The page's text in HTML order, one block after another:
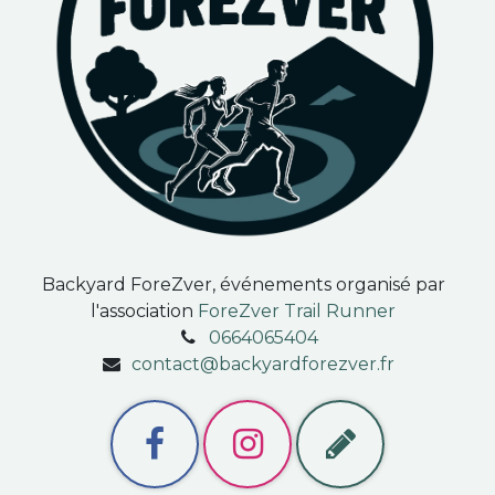
Backyard ForeZver, événements organisé par
l'association ForeZver Trail Runner
0664065404
contact@backyardforezver.fr